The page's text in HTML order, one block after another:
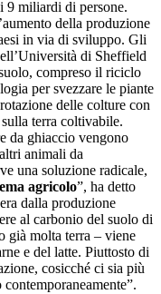
9 miliardi di persone.
della produzione
in via di sviluppo. Gli
di Sheffield
compreso il riciclo
per svezzare le piante
delle colture con
terra coltivabile.
da ghiaccio vengono
animali da
una soluzione radicale,
agricolo”, ha detto
dalla produzione
al carbonio del suolo di
già molta terra – viene
e del latte. Piuttosto di
cosicché ci sia più